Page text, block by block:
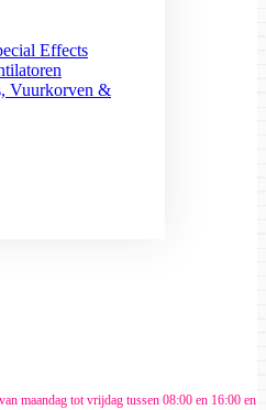
Effects
Vuurkorven &
maandag tot vrijdag tussen 08:00 en 16:00 en